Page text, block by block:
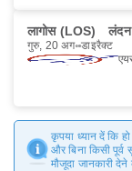
लागोस (LOS)
गुरु, 20 अग॰ डाइरैक्ट
कृपया ध्यान दें कि
और बिना किसी
मौजूदा जानकारी